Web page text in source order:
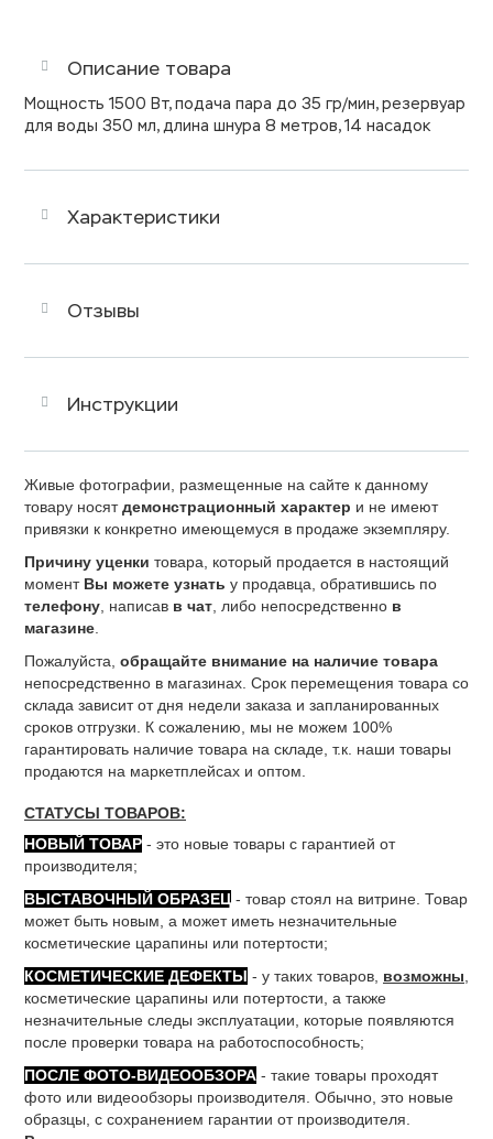
Описание товара
Мощность 1500 Вт, подача пара до 35 гр/мин, резервуар
для воды 350 мл, длина шнура 8 метров, 14 насадок
Характеристики
Отзывы
Инструкции
Живые фотографии, размещенные на сайте к данному
товару носятдемонстрационный характер и не имеют
привязки к конкретно имеющемуся в продаже экземпляру.
Причину уценки товара, который продается в настоящий
момент Вы можете узнать у продавца, обратившись по
телефону , написав в чат , либо непосредственно в
магазине
Пожалуйста, обращайте внимание на наличие товара
непосредственно в магазинах. Срок перемещения товара со
склада зависит от дня недели заказа и запланированных
сроков отгрузки. К сожалению, мы не можем 100%
гарантировать наличие товара на складе, т.к. наши товары
продаются на маркетплейсах и оптом.
СТАТУСЫ ТОВАРОВ:
НОВЫЙ ТОВАР - это новые товары с гарантией от
производителя;
ВЫСТАВОЧНЫЙ ОБРАЗЕЦ - товар стоял на витрине. Товар
может быть новым, а может иметь незначительные
косметические царапины или потертости;
КОСМЕТИЧЕСКИЕ ДЕФЕКТЫ - у таких товаров, возможны
косметические царапины или потертости, а также
незначительные следы эксплуатации, которые появляются
после проверки товара на работоспособность;
ПОСЛЕ ФОТО-ВИДЕООБЗОРА - такие товары проходят
фото или видеообзоры производителя. Обычно, это новые
образцы, с сохранением гарантии от производителя.